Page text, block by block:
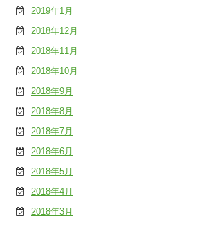
2019年1月
2018年12月
2018年11月
2018年10月
2018年9月
2018年8月
2018年7月
2018年6月
2018年5月
2018年4月
2018年3月